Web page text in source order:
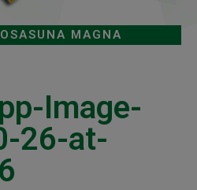
MAGNA
Image-
26-at-